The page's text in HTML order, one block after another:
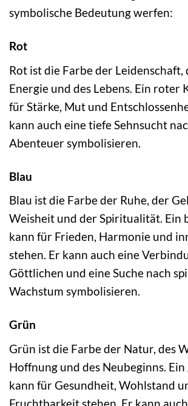
symbolische Bedeutung werfen:
Rot
Rot ist die Farbe der Leidenschaft,
Energie und des Lebens. Ein roter
für Stärke, Mut und
kann auch eine tiefe Sehnsucht
Abenteuer symbolisieren.
Blau
Blau ist die Farbe der Ruhe, der
Weisheit und der Spiritualität. Ein
kann für Frieden, Harmonie und
stehen. Er kann auch eine
Göttlichen und eine Suche nach
Wachstum symbolisieren.
Grün
Grün ist die Farbe der Natur, des
Hoffnung und des Neubeginns.
kann für Gesundheit, Wohlstand
Fruchtbarkeit stehen. Er kann